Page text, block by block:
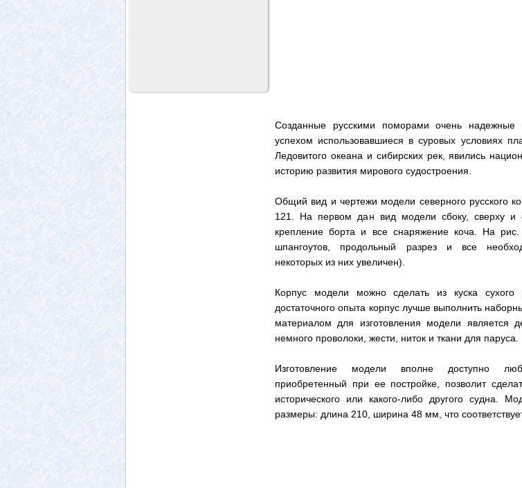
Созданные русскими поморами очень
успехом использовавшиеся в суровых условиях
Ледовитого океана и сибирских рек, явились
историю развития мирового судостроения.
Общий вид и чертежи модели северного русского
121. На первом дан вид модели сбоку, сверху и
крепление борта и все снаряжение коча. На
шпангоутов, продольный разрез и все
некоторых из них увеличен).
Корпус модели можно сделать из куска
достаточного опыта корпус лучше выполнить
материалом для изготовления модели является
немного проволоки, жести, ниток и ткани для паруса.
Изготовление модели вполне доступно
приобретенный при ее постройке, позволит
исторического или какого-либо другого судна.
размеры: длина 210, ширина 48 мм, что